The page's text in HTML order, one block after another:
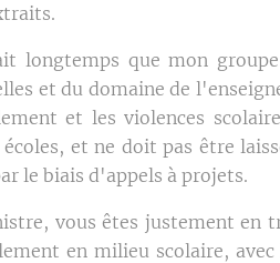
longtemps que mon
et du domaine de
et les violences
et ne doit pas être
le biais d'appels à projets.
vous êtes justement en
en milieu scolaire,